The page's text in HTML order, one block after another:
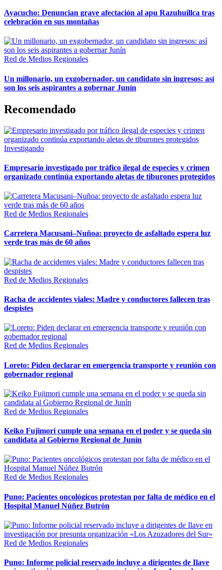
Ayacucho: Denuncian grave afectación al apu Razuhuillca tras
celebración en sus montañas
Red de Medios Regionales
Un millonario, un exgobernador, un candidato sin ingresos: así
son los seis aspirantes a gobernar Junín
Recomendado
Investigando
Empresario investigado por tráfico ilegal de especies y crimen
organizado continúa exportando aletas de tiburones protegidos
Red de Medios Regionales
Carretera Macusani–Nuñoa: proyecto de asfaltado espera luz
verde tras más de 60 años
Red de Medios Regionales
Racha de accidentes viales: Madre y conductores fallecen tras
despistes
Red de Medios Regionales
Loreto: Piden declarar en emergencia transporte y reunión con
gobernador regional
Red de Medios Regionales
Keiko Fujimori cumple una semana en el poder y se queda sin
candidata al Gobierno Regional de Junín
Red de Medios Regionales
Puno: Pacientes oncológicos protestan por falta de médico en el
Hospital Manuel Núñez Butrón
Red de Medios Regionales
Puno: Informe policial reservado incluye a dirigentes de Ilave